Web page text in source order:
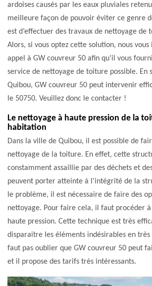
ardoises causés par les eaux pluviales
meilleure façon de pouvoir éviter ce genre
est d’effectuer des travaux de nettoyage de
Alors, si vous optez cette solution, nous
appel à GW couvreur 50 afin qu’il vous
service de nettoyage de toiture possible. En
Quibou, GW couvreur 50 peut intervenir
le 50750. Veuillez donc le contacter !
Le nettoyage à haute pression de la
habitation
Dans la ville de Quibou, il est possible de
nettoyage de la toiture. En effet, cette
constamment assaillie par des déchets et
peuvent porter atteinte à l'intégrité de la
le problème, il est nécessaire de faire des
nettoyage. Pour faire cela, il faut procéder
haute pression. Cette technique est très
disparaitre les éléments indésirables en
faut pas oublier que GW couvreur 50 peut
et il propose des tarifs très intéressants.